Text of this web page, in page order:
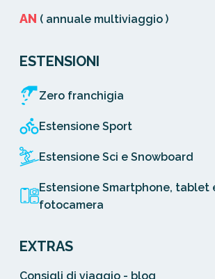
AN ( annuale multiviaggio )
ESTENSIONI
Zero franchigia
Estensione Sport
Estensione Sci e Snowboard
Estensione Smartphone, tablet
fotocamera
EXTRAS
Consigli di viaggio - blog